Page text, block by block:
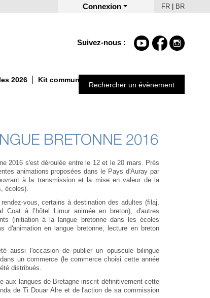
Connexion FR BR
Suivez-nous :
2026 Kit communication Un Automne autrement
Rechercher un évènement
BRETONNE 2016
2016 s'est déroulée entre le 12 et le 20 mars. Près
animations proposées dans le Pays d'Auray par
à la transmission et la mise en valeur de la
écoles).
vous, certains à destination des adultes (filaj,
Coat à l’hôtel Limur animée en breton), d'autres
(initiation à la langue bretonne dans les écoles
d'animation en langue bretonne, lecture en breton
aussi l'occasion de publier un opuscule bilingue
un commerce (le commerce choisi cette année
distribués.
aux langues de Bretagne inscrit définitivement cette
de Ti Douar Alre et de l'action de sa commission